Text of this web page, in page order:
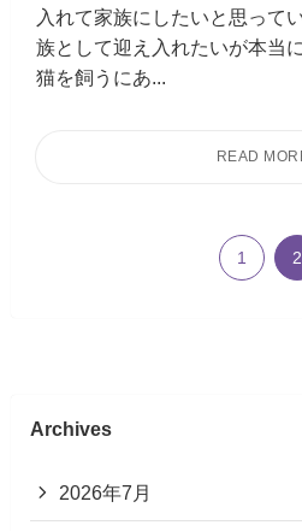
入れて家族にしたいと思って
族として迎え入れたいが本当
猫を飼うにあ...
1 2
Archives
2026年7月